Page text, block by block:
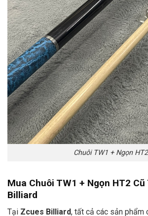
Chuôi TW1 + Ngọn HT2
Mua Chuôi TW1 + Ngọn HT2
Billiard
Tại Zcues Billiard, tất cả các sản phẩm